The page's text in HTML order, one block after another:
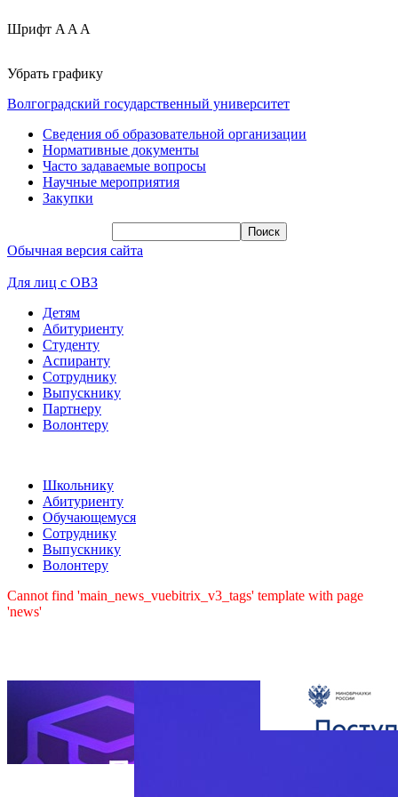
Шрифт A A A
Убрать графику
Волгоградский государственный университет
Сведения об образовательной организации
Нормативные документы
Часто задаваемые вопросы
Научные мероприятия
Закупки
Обычная версия сайта
Для лиц с ОВЗ
Детям
Абитуриенту
Студенту
Аспиранту
Сотруднику
Выпускнику
Партнеру
Волонтеру
Школьнику
Абитуриенту
Обучающемуся
Сотруднику
Выпускнику
Волонтеру
Cannot find 'main_news_vuebitrix_v3_tags' template with page
'news'